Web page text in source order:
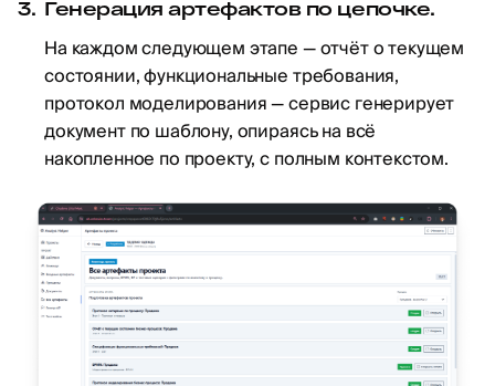
Генерация артефактов по цепочке.
На каждом следующем этапе — отчёт о текущем
состоянии, функциональные требования,
протокол моделирования — сервис генерирует
документ по шаблону, опираясь на всё
накопленное по проекту, с полным контекстом.